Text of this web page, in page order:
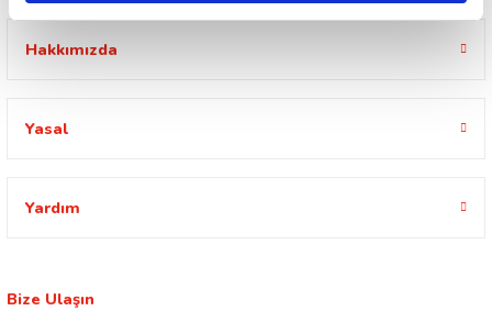
Hakkımızda
Yasal
Yardım
Bize Ulaşın